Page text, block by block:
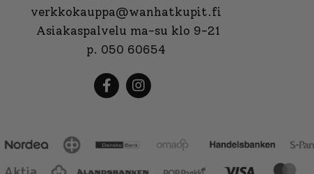
verkkokauppa@wanhatkupit.fi
Asiakaspalvelu ma-su klo 9-21
p. 050 60654